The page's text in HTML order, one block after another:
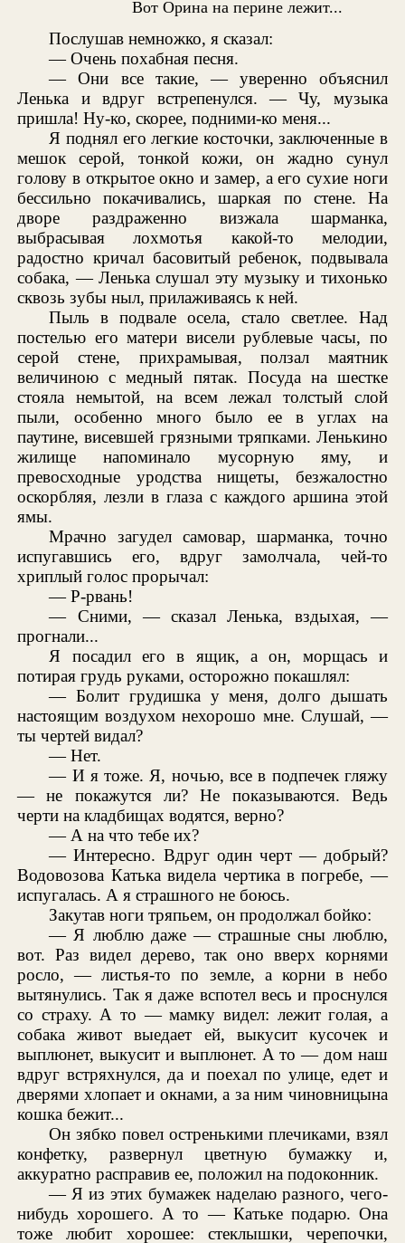
Вот Орина на перине лежит...
Послушав немножко, я сказал:
— Очень похабная песня.
— Они все такие, — уверенно объяснил
Ленька и вдруг встрепенулся. — Чу, музыка
пришла! Ну-ко, скорее, подними-ко меня...
Я поднял его легкие косточки, заключенные в
мешок серой, тонкой кожи, он жадно сунул
голову в открытое окно и замер, а его сухие ноги
бессильно покачивались, шаркая по стене. На
дворе раздраженно визжала шарманка,
выбрасывая лохмотья какой-то мелодии,
радостно кричал басовитый ребенок, подвывала
собака, — Ленька слушал эту музыку и тихонько
сквозь зубы ныл, прилаживаясь к ней.
Пыль в подвале осела, стало светлее. Над
постелью его матери висели рублевые часы, по
серой стене, прихрамывая, ползал маятник
величиною с медный пятак. Посуда на шестке
стояла немытой, на всем лежал толстый слой
пыли, особенно много было ее в углах на
паутине, висевшей грязными тряпками. Ленькино
жилище напоминало мусорную яму, и
превосходные уродства нищеты, безжалостно
оскорбляя, лезли в глаза с каждого аршина этой
ямы.
Мрачно загудел самовар, шарманка, точно
испугавшись его, вдруг замолчала, чей-то
хриплый голос прорычал:
— Р-рвань!
— Сними, — сказал Ленька, вздыхая, —
прогнали...
Я посадил его в ящик, а он, морщась и
потирая грудь руками, осторожно покашлял:
— Болит грудишка у меня, долго дышать
настоящим воздухом нехорошо мне. Слушай, —
ты чертей видал?
— Нет.
— И я тоже. Я, ночью, все в подпечек гляжу
— не покажутся ли? Не показываются. Ведь
черти на кладбищах водятся, верно?
— А на что тебе их?
— Интересно. Вдруг один черт — добрый?
Водовозова Катька видела чертика в погребе, —
испугалась. А я страшного не боюсь.
Закутав ноги тряпьем, он продолжал бойко:
— Я люблю даже — страшные сны люблю,
вот. Раз видел дерево, так оно вверх корнями
росло, — листья-то по земле, а корни в небо
вытянулись. Так я даже вспотел весь и проснулся
со страху. А то — мамку видел: лежит голая, а
собака живот выедает ей, выкусит кусочек и
выплюнет, выкусит и выплюнет. А то — дом наш
вдруг встряхнулся, да и поехал по улице, едет и
дверями хлопает и окнами, а за ним чиновницына
кошка бежит...
Он зябко повел остренькими плечиками, взял
конфетку, развернул цветную бумажку и,
аккуратно расправив ее, положил на подоконник.
— Я из этих бумажек наделаю разного, чего-
нибудь хорошего. А то — Катьке подарю. Она
тоже любит хорошее: стеклышки, черепочки,